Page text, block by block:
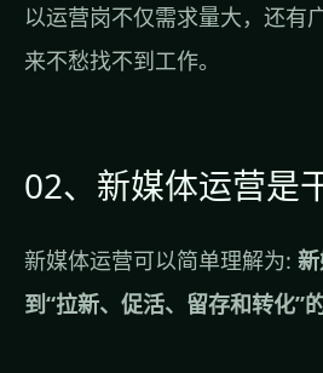
以运营岗不仅需求量大，还有
来不愁找不到工作。
02、新媒体运营是
新媒体运营可以简单理解为:
到“拉新、促活、留存和转化”的